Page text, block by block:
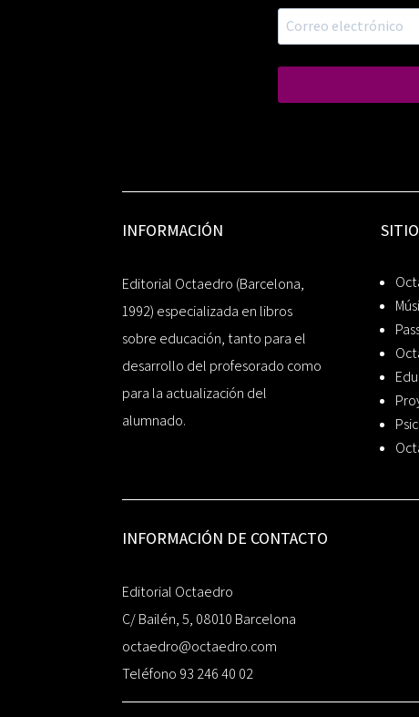
INFORMACIÓN
Editorial Octaedro (Barcelona,
1992) especializada en libros
sobre educación, tanto para el
desarrollo del profesorado como
para la actualización del
alumnado.
INFORMACIÓN DE CONTACTO
Editorial Octaedro
C/ Bailén, 5, 08010 Barcelona
octaedro@octaedro.com
Teléfono 93 246 40 02